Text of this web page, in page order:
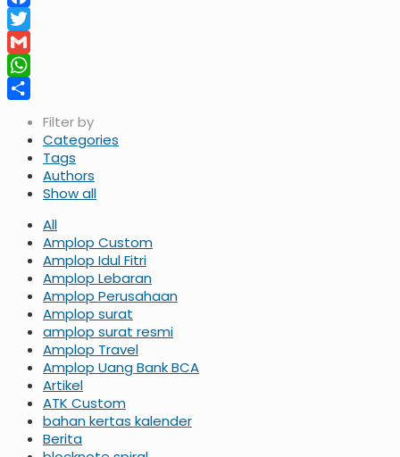
Facebook
Twitter
Gmail
WhatsApp
Filter by
Categories
Tags
Authors
Show all
All
Amplop Custom
Amplop Idul Fitri
Amplop Lebaran
Amplop Perusahaan
Amplop surat
amplop surat resmi
Amplop Travel
Amplop Uang Bank BCA
Artikel
ATK Custom
bahan kertas kalender
Berita